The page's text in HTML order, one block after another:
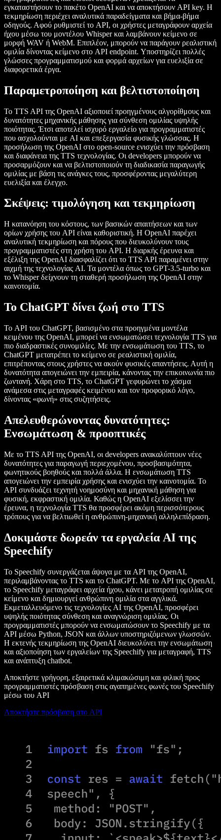
εγκαταστήσουν το πακέτο OpenAI και να αποκτήσουν API key. Η
τεκμηρίωση περιέχει αναλυτικά παραδείγματα και βήμα-βήμα
οδηγούς. Αφού ρυθμιστεί το API, οι χρήστες μεταγράφουν αρχεία
ήχου μέσω του μοντέλου Whisper και λαμβάνουν κείμενο σε
μορφή WAV ή WebM. Επιπλέον, μπορούν να παράγουν ρεαλιστική
ομιλία δίνοντας κείμενο στο API endpoint. Υποστηρίζει πολλές
γλώσσες προγραμματισμού και φορμά αρχείων για ευελιξία σε
διαφορετικά έργα.
Παραμετροποίηση και βελτιστοποίηση
Το TTS API της OpenAI αξιοποιεί προηγμένους αλγορίθμους και
δυνατότητες μηχανικής μάθησης για σύνθεση ομιλίας υψηλής
ποιότητας. Έτσι αποτελεί ισχυρό εργαλείο για προγραμματιστές
που ασχολούνται με AI και επεξεργασία φυσικής γλώσσας. Η
προσήλωση της OpenAI στο open-source ενισχύει την πρόσβαση
και διαφάνεια της TTS τεχνολογίας. Οι developers μπορούν να
προσαρμόζουν και να βελτιστοποιούν τη διαδικασία παραγωγής
ομιλίας με βάση τις ανάγκες τους, προσφέροντας μεγαλύτερη
ευελιξία και έλεγχο.
Σκέψεις: τιμολόγηση και τεκμηρίωση
Η κατανόηση του κόστους, των βασικών απαιτήσεων και των
ορίων χρήσης του API είναι καθοριστική. Η OpenAI παρέχει
αναλυτική τεκμηρίωση και πόρους που διευκολύνουν τους
προγραμματιστές στη χρήση του API. Η διαρκής έρευνα και
εξέλιξη της OpenAI διασφαλίζει ότι το TTS API παραμένει στην
αιχμή της τεχνολογίας AI. Τα μοντέλα όπως το GPT-3.5-turbo και
το Whisper δείχνουν τη σταθερή προσήλωση της OpenAI στην
καινοτομία.
Το ChatGPT δίνει ζωή στο TTS
Το API του ChatGPT, βασισμένο στα προηγμένα μοντέλα
κειμένου της OpenAI, μπορεί να ενσωματώσει τεχνολογία TTS για
πιο διαδραστικές συνομιλίες. Με την ενσωμάτωση του TTS, το
ChatGPT μετατρέπει το κείμενο σε ρεαλιστική ομιλία,
επιτρέποντας στους χρήστες να ακούν φυσικές απαντήσεις. Αυτή η
δυνατότητα απογειώνει την εμπειρία, κάνοντας την επικοινωνία πιο
ζωντανή. Χάρη στο TTS, το ChatGPT γεφυρώνει το χάσμα
ανάμεσα στις μεταγραφές κειμένου και τον προφορικό λόγο,
δίνοντας «φωνή» στις συζητήσεις.
Απελευθερώνοντας δυνατότητες:
Ενσωμάτωση & προοπτικές
Με το TTS API της OpenAI, οι developers ανακαλύπτουν νέες
δυνατότητες για παραγωγή περιεχομένου, προσβασιμότητα,
φωνητικούς βοηθούς και πολλά άλλα. Η ενσωμάτωση TTS
απογειώνει την εμπειρία χρήσης και ενισχύει την καινοτομία. Το
API συνδυάζει τεχνητή νοημοσύνη και μηχανική μάθηση για
φυσική, εκφραστική ομιλία. Καθώς η OpenAI εξελίσσει την
έρευνα, η τεχνολογία TTS θα προσφέρει ακόμη περισσότερους
τρόπους για να βελτιωθεί η ανθρώπινη-μηχανική αλληλεπίδραση.
Δοκιμάστε δωρεάν τα εργαλεία AI της
Speechify
Το Speechify συνεργάζεται άψογα με τα API της OpenAI,
περιλαμβάνοντας το TTS και το ChatGPT. Με το API της OpenAI,
το Speechify μεταγράφει αρχεία ήχου, κάνει μετατροπή ομιλίας σε
κείμενο και δημιουργεί ανθρώπινη ομιλία στα αγγλικά.
Εκμεταλλευόμενο τις τεχνολογίες AI της OpenAI, προσφέρει
υψηλής ποιότητας σύνθεση και αναγνώριση ομιλίας. Οι
προγραμματιστές μπορούν να ενσωματώσουν το Speechify με τα
API μέσω Python, JSON και άλλων υποστηριζόμενων γλωσσών.
Η εκτενής τεκμηρίωση της OpenAI διευκολύνει την ενσωμάτωση
και αξιοποίηση των εργαλείων της Speechify για μεταγραφή, TTS
και ανάπτυξη chatbot.
Αποκτήστε γρήγορη, εξαιρετικά κλιμακώσιμη και φιλική προς
προγραμματιστές πρόσβαση στις αγαπημένες φωνές του Speechify
μέσω του API
Αποκτήστε πρόσβαση στο API